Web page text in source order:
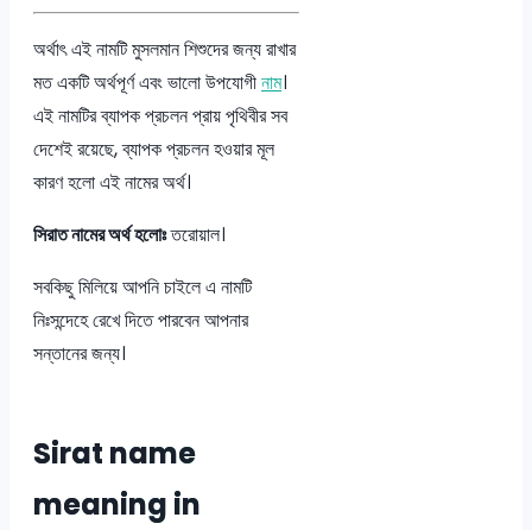
অর্থাৎ এই নামটি মুসলমান শিশুদের জন্য রাখার
মত একটি অর্থপূর্ণ এবং ভালো উপযোগীনাম।
এই নামটির ব্যাপক প্রচলন প্রায় পৃথিবীর সব
দেশেই রয়েছে, ব্যাপক প্রচলন হওয়ার মূল
কারণ হলো এই নামের অর্থ।
সিরাত নামের অর্থ হলোঃতরোয়াল।
সবকিছু মিলিয়ে আপনি চাইলে এ নামটি
নিঃসন্দেহে রেখে দিতে পারবেন আপনার
সন্তানের জন্য।
Sirat name
meaning in